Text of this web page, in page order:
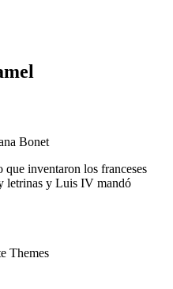
Bonet
que ­inventaron los franceses
letrinas y Luis IV mandó
Themes